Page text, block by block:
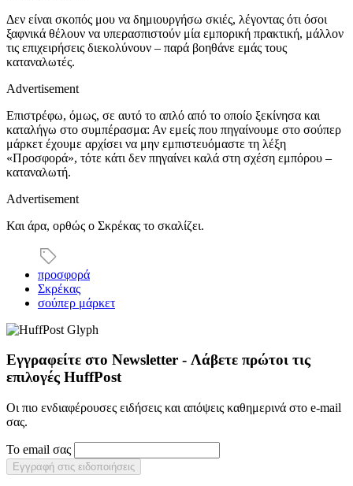
Δεν είναι σκοπός μου να δημιουργήσω σκιές, λέγοντας ότι όσοι
ξαφνικά θέλουν να υπερασπιστούν μία εμπορική πρακτική, μάλλον
τις επιχειρήσεις διεκολύνουν – παρά βοηθάνε εμάς τους
καταναλωτές.
Advertisement
Επιστρέφω, όμως, σε αυτό το απλό από το οποίο ξεκίνησα και
καταλήγω στο συμπέρασμα: Αν εμείς που πηγαίνουμε στο σούπερ
μάρκετ έχουμε αρχίσει να μην εμπιστευόμαστε τη λέξη
«Προσφορά», τότε κάτι δεν πηγαίνει καλά στη σχέση εμπόρου –
καταναλωτή.
Advertisement
Και άρα, ορθώς ο Σκρέκας το σκαλίζει.
προσφορά
Σκρέκας
σούπερ μάρκετ
Εγγραφείτε στο Newsletter - Λάβετε πρώτοι τις
επιλογές HuffPost
Οι πιο ενδιαφέρουσες ειδήσεις και απόψεις καθημερινά στο e-mail
σας.
Το email σας
Εγγραφή στις ειδοποιήσεις